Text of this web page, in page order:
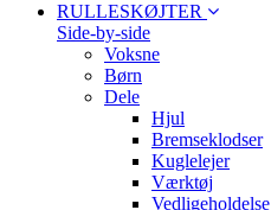
RULLESKØJTER
Side-by-side
Voksne
Børn
Dele
Hjul
Bremseklodser
Kuglelejer
Værktøj
Vedligeholdelse